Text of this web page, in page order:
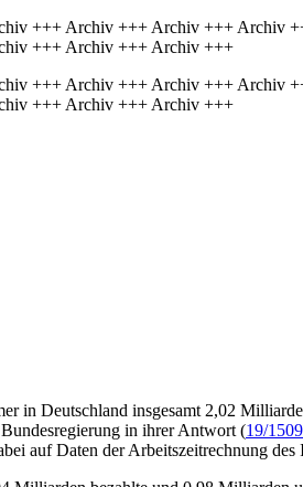
+++ Archiv +++ Archiv +++
+++ Archiv +++ Archiv +++
+++ Archiv +++ Archiv +++
+++ Archiv +++ Archiv +++
in Deutschland insgesamt 2,02
in ihrer Antwort (19/
auf Daten der Arbeitszeitrechnung